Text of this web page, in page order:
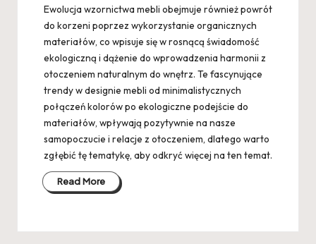
Ewolucja wzornictwa mebli obejmuje również powrót
do korzeni poprzez wykorzystanie organicznych
materiałów, co wpisuje się w rosnącą świadomość
ekologiczną i dążenie do wprowadzenia harmonii z
otoczeniem naturalnym do wnętrz. Te fascynujące
trendy w designie mebli od minimalistycznych
połączeń kolorów po ekologiczne podejście do
materiałów, wpływają pozytywnie na nasze
samopoczucie i relacje z otoczeniem, dlatego warto
zgłębić tę tematykę, aby odkryć więcej na ten temat.
Read More